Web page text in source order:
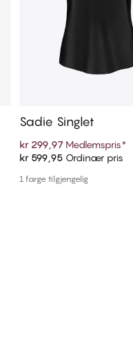
Legg i handlekurven
Sadie Singlet
kr 299,97 Medlemspris*
kr 599,95 Ordinær pris
1 farge tilgjengelig